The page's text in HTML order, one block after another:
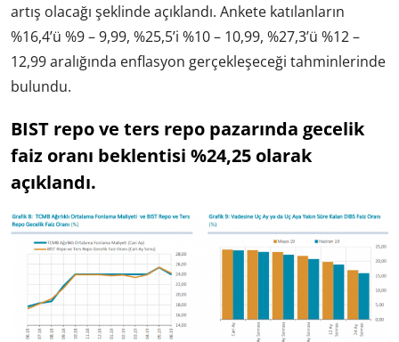
artış olacağı şeklinde açıklandı. Ankete katılanların
%16,4’ü %9 – 9,99, %25,5’i %10 – 10,99, %27,3’ü %12 –
12,99 aralığında enflasyon gerçekleşeceği tahminlerinde
bulundu.
BIST repo ve ters repo pazarında gecelik
faiz oranı beklentisi %24,25 olarak
açıklandı.